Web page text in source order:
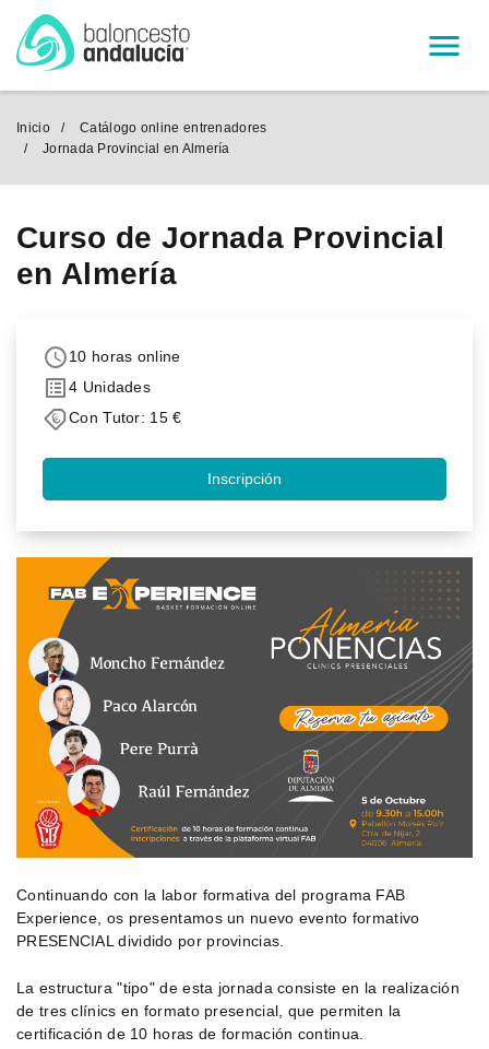
Menú
Inicio
Catálogo online entrenadores
Jornada Provincial en Almería
Curso de Jornada Provincial
en Almería
10 horas online
4 Unidades
Con Tutor: 15 €
Inscripción
Continuando con la labor formativa del programa FAB
Experience, os presentamos un nuevo evento formativo
PRESENCIAL dividido por provincias.
La estructura "tipo" de esta jornada consiste en la realización
de tres clínics en formato presencial, que permiten la
certificación de 10 horas de formación continua.